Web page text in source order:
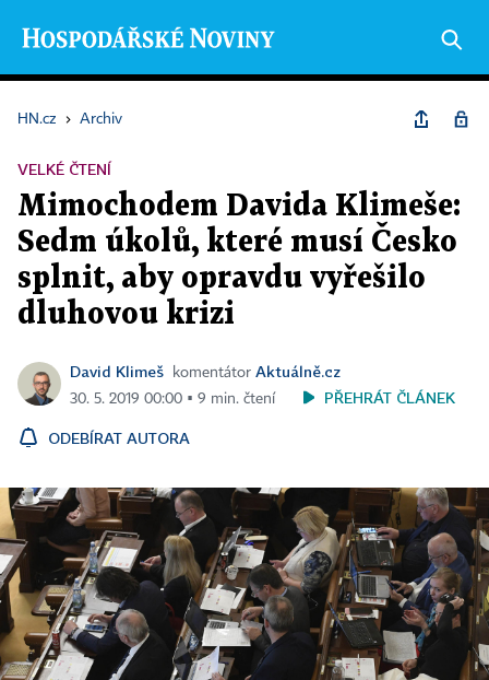
HN.cz › Archiv
VELKÉ ČTENÍ
Mimochodem Davida Klimeše:
Sedm úkolů, které musí Česko
splnit, aby opravdu vyřešilo
dluhovou krizi
David Klimeš komentátor Aktuálně.cz
30. 5. 2019 00:00 ▪ 9 min. čtení PŘEHRÁT ČLÁNEK
ODEBÍRAT AUTORA